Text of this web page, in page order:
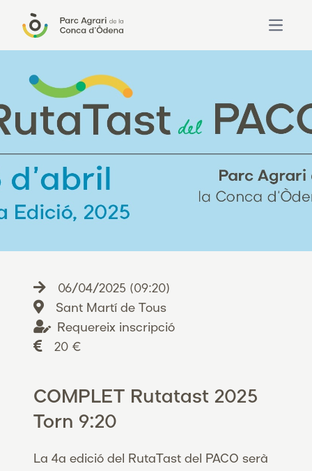
Open
06/04/2025 (09:20)
Sant Martí de Tous
Requereix inscripció
20 €
COMPLET Rutatast 2025
Torn 9:20
La 4a edició del RutaTast del PACO serà